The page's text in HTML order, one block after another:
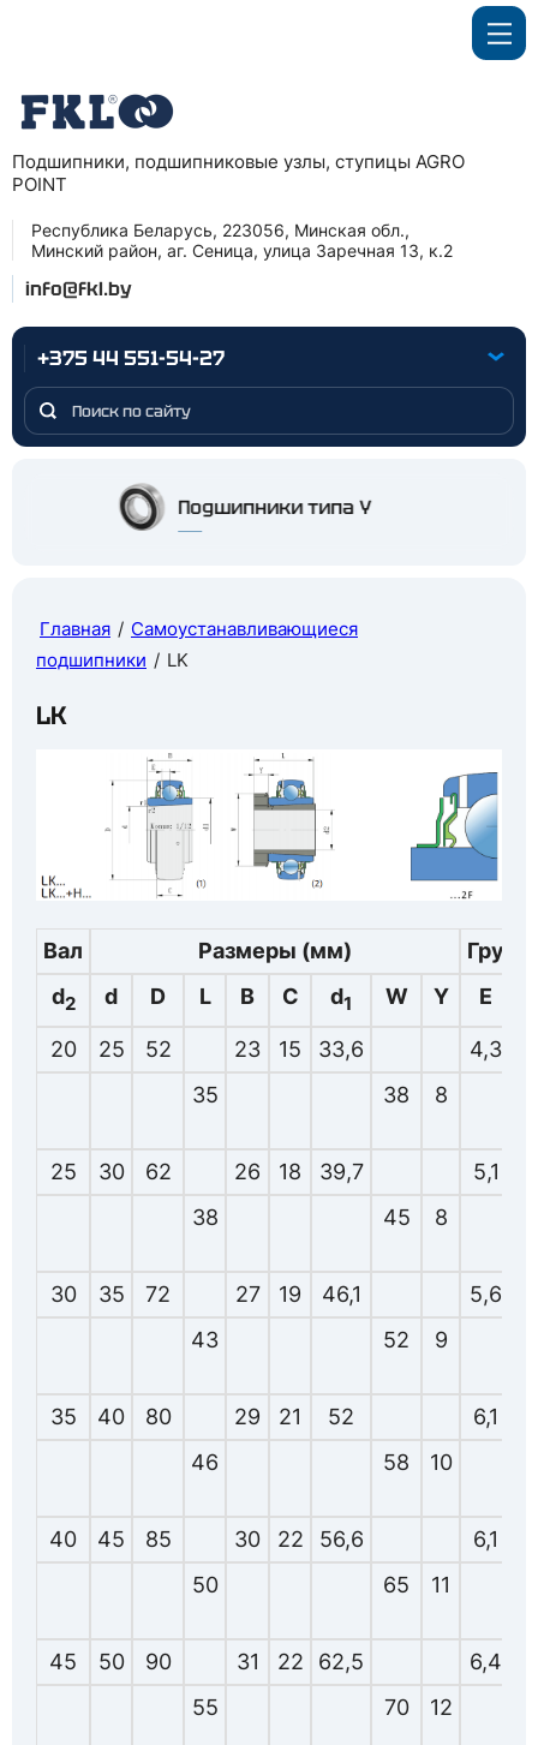
Подшипники, подшипниковые узлы, ступицы AGRO
POINT
Республика Беларусь, 223056, Минская обл.,
Минский район, аг. Сеница, улица Заречная 13, к.2
info@fkl.by
+375 44 551-54-27
Подшипники типа Y
Главная / Самоустанавливающиеся
подшипники / LK
LK
Вал Размеры (мм)
d2 d D L B C d1 W Y E
20 25 52 23 15 33,6 4,3
35
38 8
25 30 62 26 18 39,7 5,1
38
45 8
30 35 72 27 19 46,1 5,6
43
52 9
35 40 80 29 21 52 6,1
46
58 10
40 45 85 30 22 56,6 6,1
50
65 11
45 50 90 31 22 62,5 6,4
55
70 12